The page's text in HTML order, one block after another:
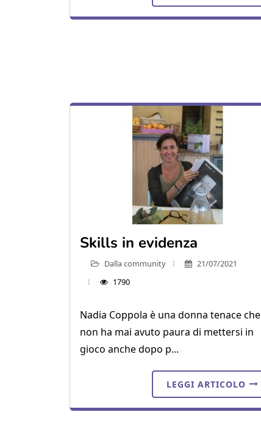
Skills in evidenza
Dalla community
21/07/2021
1790
Nadia Coppola è una donna tenace che
non ha mai avuto paura di mettersi in
gioco anche dopo p...
LEGGI ARTICOLO